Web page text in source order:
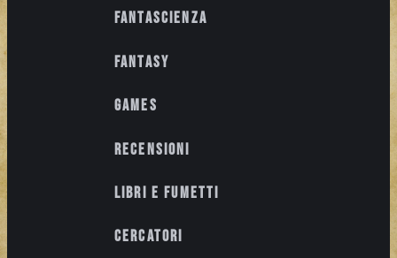
Fantascienza
Fantasy
Games
Recensioni
Libri e fumetti
Cercatori